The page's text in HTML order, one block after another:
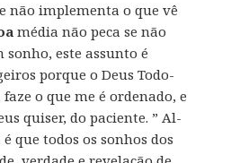
não implementa o que vê
média não peca se não
este assunto é
porque o Deus Todo-
o que me é ordenado, e
quiser, do paciente. ” Al-
que todos os sonhos dos